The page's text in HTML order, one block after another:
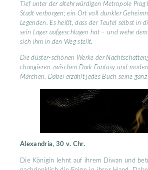
Tief unter der altehrwürdigen Metropole Prag
Stadt verborgen; ein Ort voll dunkler
Legenden. Es heißt, dass der Teufel selbst in
sein Lager aufgeschlagen hat – und wehe
sich ihm in den Weg stellt.
Die düster-schönen Werke der
changieren zwischen Dark Fantasy und
Märchen. Dabei erzählt jedes Buch seine
Alexandria, 30 v. Chr.
Die Königin lehnt auf ihrem Diwan und